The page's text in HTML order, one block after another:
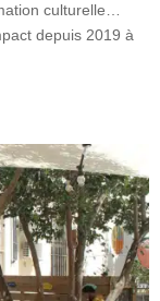
culturelle…
depuis 2019 à